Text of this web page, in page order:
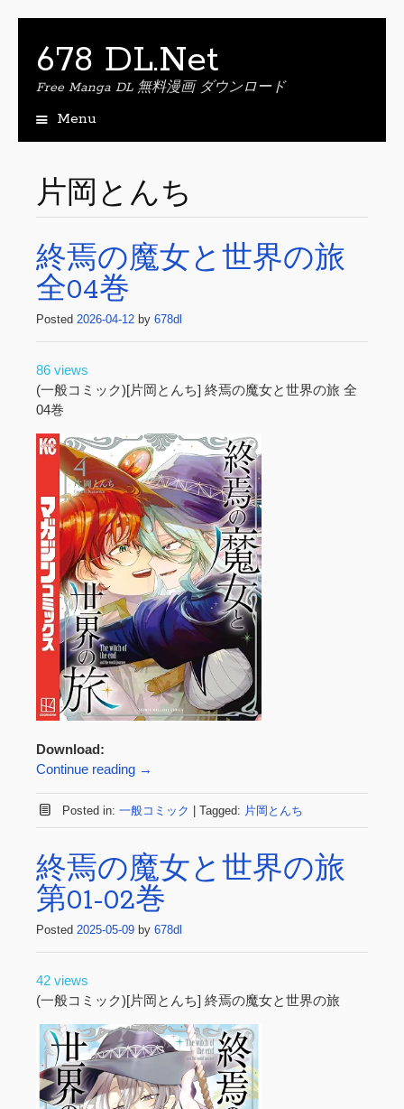
678 DL.Net
Free Manga DL 無料漫画 ダウンロード
Menu
p
c
o
n
e
n
t
片岡とんち
終焉の魔女と世界の旅
全04巻
Posted 2026-04-12 by 678dl
86 views
(一般コミック)[片岡とんち] 終焉の魔女と世界の旅 全
04巻
Download:
Continue reading →
Posted in: 一般コミック | Tagged: 片岡とんち
終焉の魔女と世界の旅
第01-02巻
Posted 2025-05-09 by 678dl
42 views
(一般コミック)[片岡とんち] 終焉の魔女と世界の旅